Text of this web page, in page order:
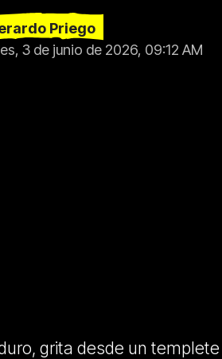
Priego
3 de junio de 2026, 09:12 AM
grita desde un templete